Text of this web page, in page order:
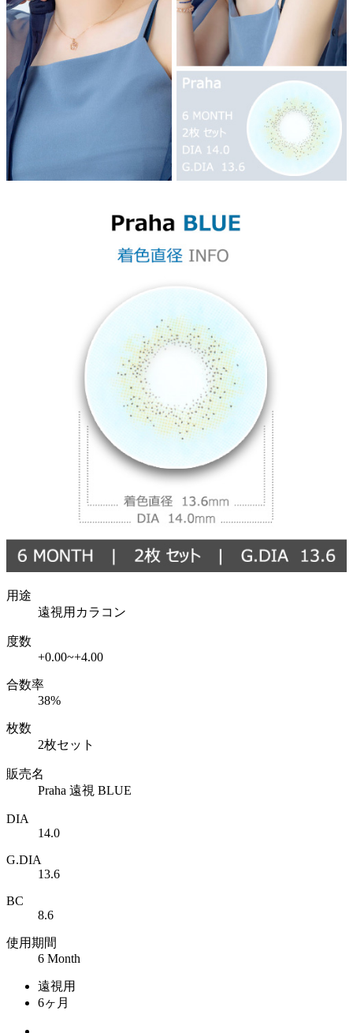
用途
遠視用カラコン
度数
+0.00~+4.00
合数率
38%
枚数
2枚セット
販売名
Praha 遠視 BLUE
DIA
14.0
G.DIA
13.6
BC
8.6
使用期間
6 Month
遠視用
6ヶ月